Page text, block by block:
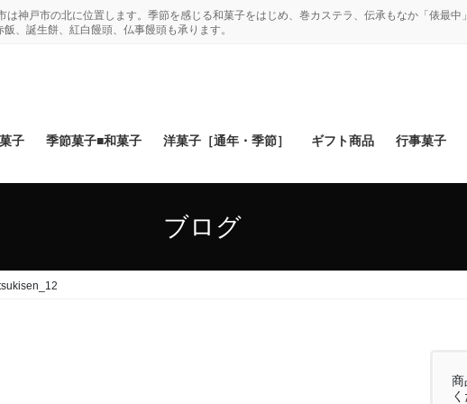
神戸市の北に位置します。季節を感じる和菓子をはじめ、巻カステラ、伝承もなか「俵最
、誕生餅、紅白饅頭、仏事饅頭も承ります。
子 季節菓子■和菓子 洋菓子［通年・季節］ ギフト商品 行事菓子
ブログ
商